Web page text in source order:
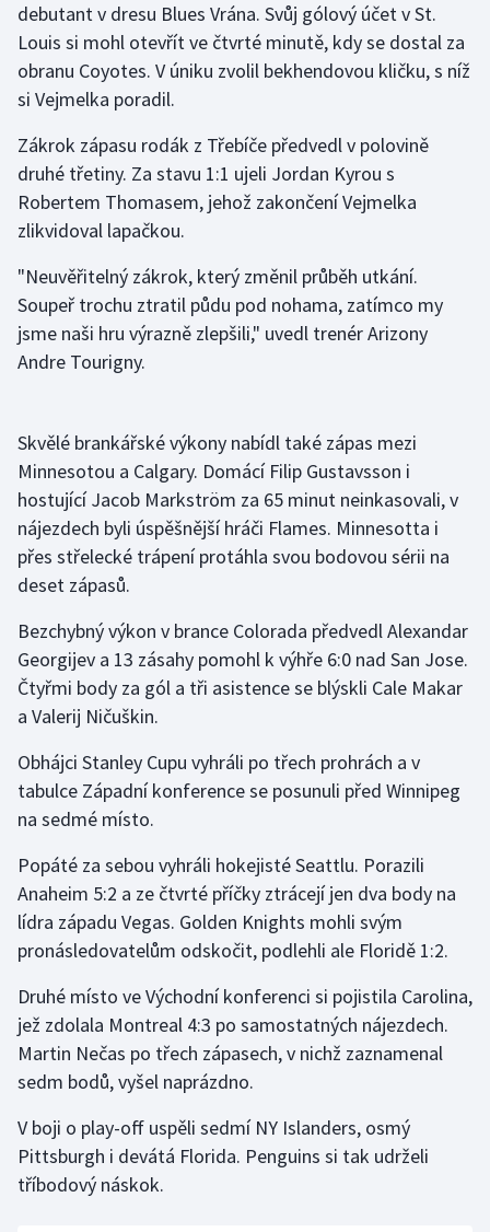
Ostatní
debutant v dresu Blues Vrána. Svůj gólový účet v St.
Louis si mohl otevřít ve čtvrté minutě, kdy se dostal za
obranu Coyotes. V úniku zvolil bekhendovou kličku, s níž
si Vejmelka poradil.
Zákrok zápasu rodák z Třebíče předvedl v polovině
druhé třetiny. Za stavu 1:1 ujeli Jordan Kyrou s
Robertem Thomasem, jehož zakončení Vejmelka
zlikvidoval lapačkou.
"Neuvěřitelný zákrok, který změnil průběh utkání.
Soupeř trochu ztratil půdu pod nohama, zatímco my
jsme naši hru výrazně zlepšili," uvedl trenér Arizony
Andre Tourigny.
Skvělé brankářské výkony nabídl také zápas mezi
Minnesotou a Calgary. Domácí Filip Gustavsson i
hostující Jacob Markström za 65 minut neinkasovali, v
nájezdech byli úspěšnější hráči Flames. Minnesotta i
přes střelecké trápení protáhla svou bodovou sérii na
deset zápasů.
Bezchybný výkon v brance Colorada předvedl Alexandar
Georgijev a 13 zásahy pomohl k výhře 6:0 nad San Jose.
Čtyřmi body za gól a tři asistence se blýskli Cale Makar
a Valerij Ničuškin.
Obhájci Stanley Cupu vyhráli po třech prohrách a v
tabulce Západní konference se posunuli před Winnipeg
na sedmé místo.
Popáté za sebou vyhráli hokejisté Seattlu. Porazili
Anaheim 5:2 a ze čtvrté příčky ztrácejí jen dva body na
lídra západu Vegas. Golden Knights mohli svým
pronásledovatelům odskočit, podlehli ale Floridě 1:2.
Druhé místo ve Východní konferenci si pojistila Carolina,
jež zdolala Montreal 4:3 po samostatných nájezdech.
Martin Nečas po třech zápasech, v nichž zaznamenal
sedm bodů, vyšel naprázdno.
V boji o play-off uspěli sedmí NY Islanders, osmý
Pittsburgh i devátá Florida. Penguins si tak udrželi
tříbodový náskok.